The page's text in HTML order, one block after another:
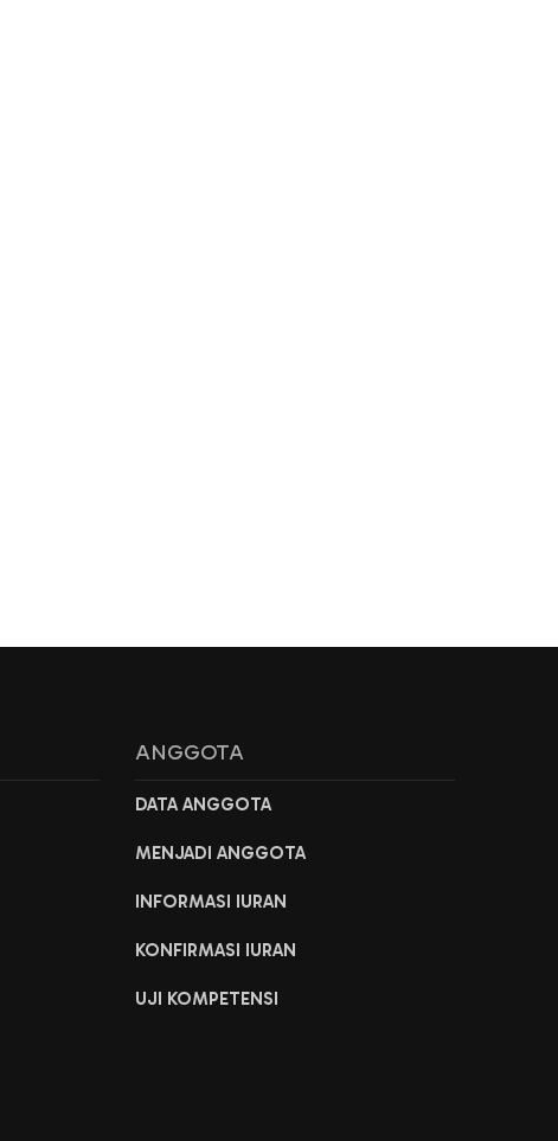
ANGGOTA
DATA ANGGOTA
MENJADI ANGGOTA
INFORMASI IURAN
KONFIRMASI IURAN
UJI KOMPETENSI